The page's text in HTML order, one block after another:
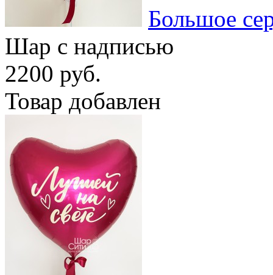
Большое
Шар с надписью
2200 руб.
Товар добавлен